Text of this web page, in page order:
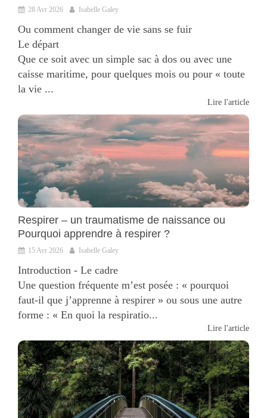
28 Avr 2026 Isabelle Galey
Ou comment changer de vie sans se fuir
Le départ
Que ce soit avec un simple sac à dos ou avec une
caisse maritime, pour quelques mois ou pour « toute
la vie ...
Lire l'article
Respirer – un traumatisme de naissance ou
Pourquoi apprendre à respirer ?
15 Avr 2026 Isabelle Galey
Introduction - Le cadre
Une question fréquente m’est posée : « pourquoi
faut-il que j’apprenne à respirer » ou sous une autre
forme : « En quoi la respiratio...
Lire l'article